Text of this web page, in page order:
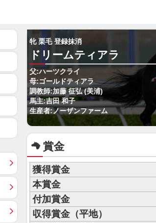
牝 栗毛 登録抹消
ドリームティアラ
父:ハーツクライ
母:ゴールドティアラ
調教師:加藤 征弘 (美浦)
馬主:吉田 和子
生産者:ノーザンファーム
賞金
獲得賞金
本賞金
付加賞金
収得賞金（平地）